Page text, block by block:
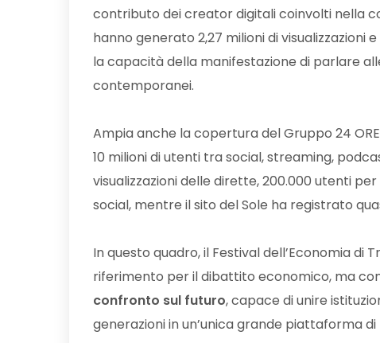
contributo dei creator digitali coinvolti nella
hanno generato 2,27 milioni di visualizzazioni
la capacità della manifestazione di parlare
contemporanei.
Ampia anche la copertura del Gruppo 24
10 milioni di utenti tra social, streaming,
visualizzazioni delle dirette, 200.000 utenti
social, mentre il sito del Sole ha registrato
In questo quadro, il Festival dell’Economia
riferimento per il dibattito economico, ma
confronto sul futuro, capace di unire
generazioni in un’unica grande piattaforma